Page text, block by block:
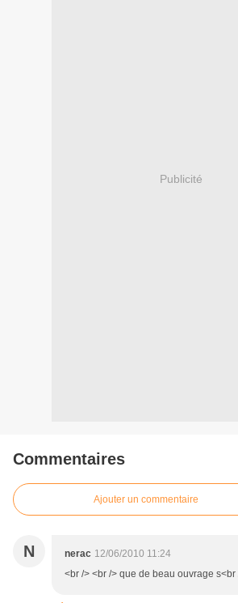
Publicité
Commentaires
Ajouter un commentaire
N nerac 12/06/2010 11:24
<br /> <br /> que de beau ouvrage s<br